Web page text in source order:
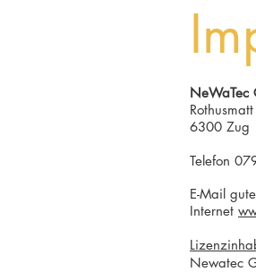
NeWaTec
6300 Zug
Telefon
E-Mail
Internet
Newatec